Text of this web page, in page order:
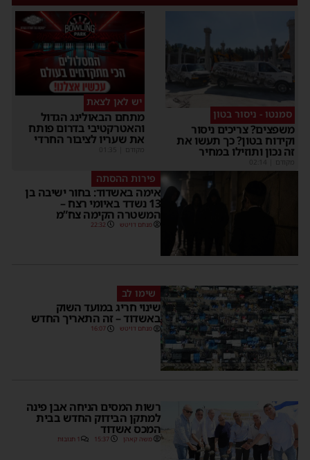
סמנטו - ניסור בטון
משפצים? צריכים ניסור
וקידוח בטון? כך תעשו את
זה נכון ותוזילו במחיר
מקודם
יש לאן לצאת
מתחם הבאולינג הגדול
והאטרקטיבי בדרום פותח
את שעריו לציבור החרדי
מקודם
פירות ההסתה
אימה באשדוד: בחור ישיבה בן
13 נשדד באיומי רצח –
המשטרה הקימה צח”מ
מנחם דויטש 22:32
שימו לב
שינוי חריג במועד השוק
באשדוד – זה התאריך החדש
מנחם דויטש 16:07
רשות המסים הניחה אבן פינה
למתקן הבידוק החדש בבית
המכס אשדוד
משה קאהן 15:37 1 תגובות